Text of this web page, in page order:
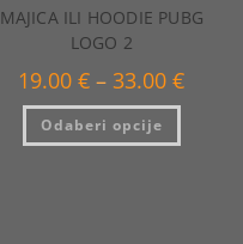
MAJICA ILI HOODIE PUBG
LOGO 2
19.00€ – 33.00€Raspon
cijena:
Odaberi opcije
Ovaj
ima